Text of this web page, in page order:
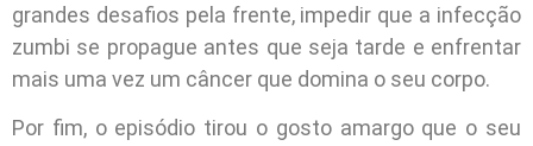
grandes desafios pela frente, impedir que a infecção
zumbi se propague antes que seja tarde e enfrentar
mais uma vez um câncer que domina o seu corpo.
Por fim, o episódio tirou o gosto amargo que o seu